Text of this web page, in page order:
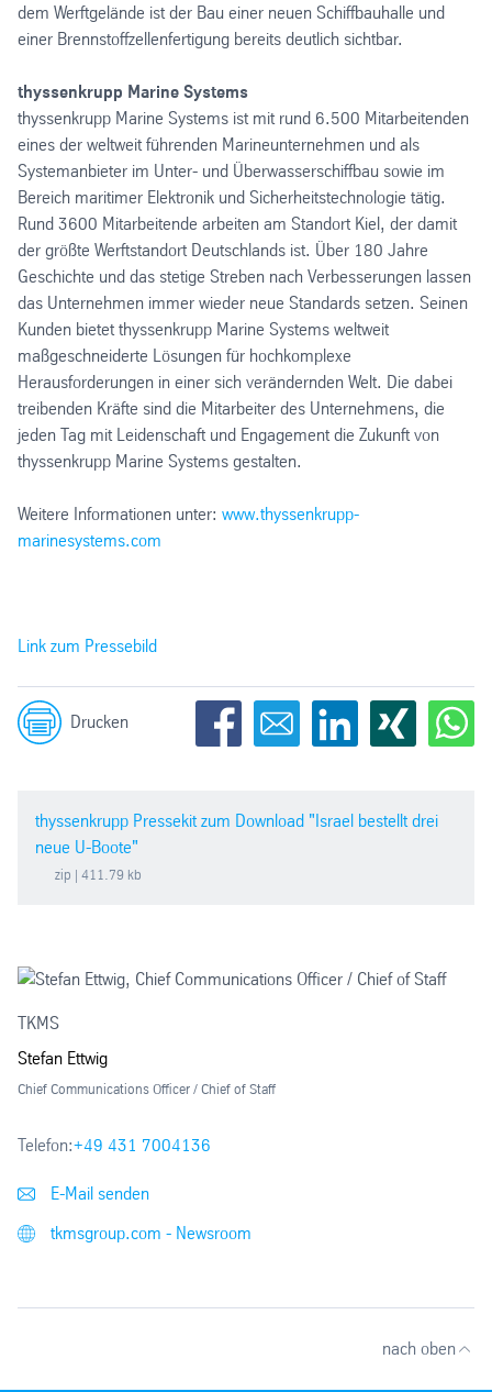
dem Werftgelände ist der Bau einer neuen Schiffbauhalle und
einer Brennstoffzellenfertigung bereits deutlich sichtbar.
thyssenkrupp Marine Systems
thyssenkrupp Marine Systems ist mit rund 6.500 Mitarbeitenden
eines der weltweit führenden Marineunternehmen und als
Systemanbieter im Unter- und Überwasserschiffbau sowie im
Bereich maritimer Elektronik und Sicherheitstechnologie tätig.
Rund 3600 Mitarbeitende arbeiten am Standort Kiel, der damit
der größte Werftstandort Deutschlands ist. Über 180 Jahre
Geschichte und das stetige Streben nach Verbesserungen lassen
das Unternehmen immer wieder neue Standards setzen. Seinen
Kunden bietet thyssenkrupp Marine Systems weltweit
maßgeschneiderte Lösungen für hochkomplexe
Herausforderungen in einer sich verändernden Welt. Die dabei
treibenden Kräfte sind die Mitarbeiter des Unternehmens, die
jeden Tag mit Leidenschaft und Engagement die Zukunft von
thyssenkrupp Marine Systems gestalten.
Weitere Informationen unter: www.thyssenkrupp-
marinesystems.com
Link zum Pressebild
Drucken
thyssenkrupp Pressekit zum Download "Israel bestellt drei
neue U-Boote"
zip | 411.79 kb
TKMS
Stefan Ettwig
Chief Communications Officer / Chief of Staff
Telefon:+49 431 7004136
E-Mail senden
tkmsgroup.com - Newsroom
nach oben